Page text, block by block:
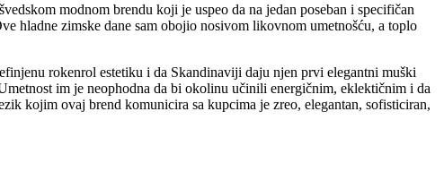
modnom brendu koji je uspeo da na jedan poseban i specifičan
hladne zimske dane sam obojio nosivom likovnom umetnošću, a toplo
rokenrol estetiku i da Skandinaviji daju njen prvi elegantni muški
im je neophodna da bi okolinu učinili energičnim, eklektičnim i da
kojim ovaj brend komunicira sa kupcima je zreo, elegantan, sofisticiran,